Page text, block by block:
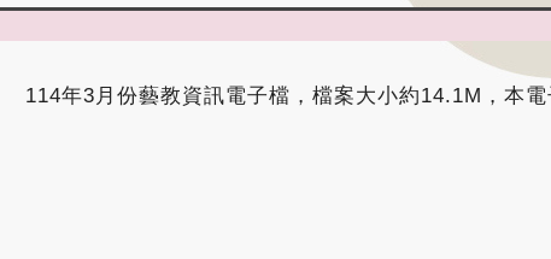
114年3月份藝教資訊電子檔，檔案大小約14.1M，本